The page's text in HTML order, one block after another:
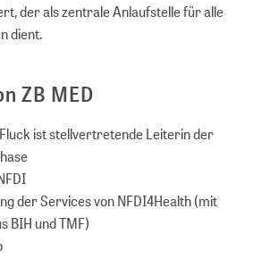
der als zentrale Anlaufstelle für alle
dient.
ZB MED
ist stellvertretende Leiterin der
der Services von NFDI4Health (mit
BIH und TMF)